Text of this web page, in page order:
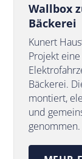
Wallbox
Bäckerei
Kunert
Projekt
Bäckerei.
montiert,
und
genommen.